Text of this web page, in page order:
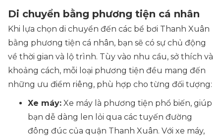
Di chuyển bằng phương tiện cá nhân
Khi lựa chọn di chuyển đến các bể bơi Thanh Xuân
bằng phương tiện cá nhân, bạn sẽ có sự chủ động
về thời gian và lộ trình. Tùy vào nhu cầu, sở thích và
khoảng cách, mỗi loại phương tiện đều mang đến
những ưu điểm riêng, phù hợp cho từng đối tượng:
Xe máy: Xe máy là phương tiện phổ biến, giúp
bạn dễ dàng len lỏi qua các tuyến đường
đông đúc của quận Thanh Xuân. Với xe máy,